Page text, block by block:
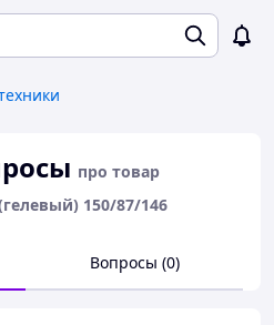
про товар
150/87/146
Вопросы (0)